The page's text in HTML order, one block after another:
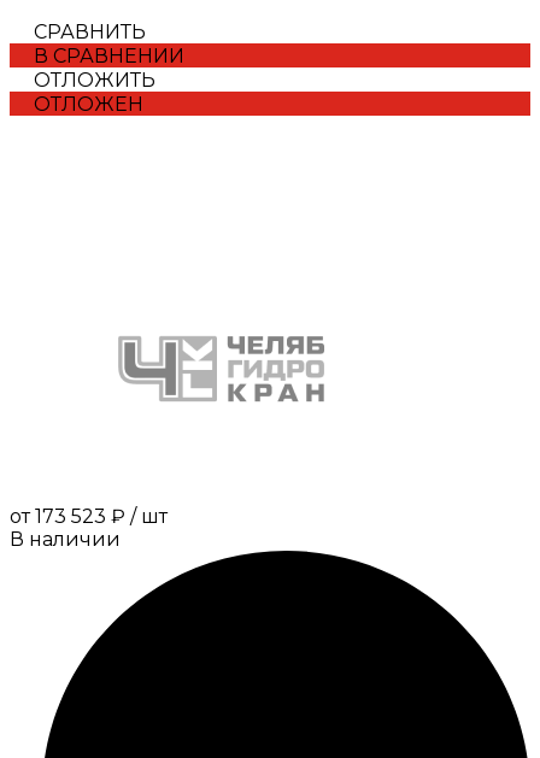
СРАВНИТЬ
В СРАВНЕНИИ
ОТЛОЖИТЬ
ОТЛОЖЕН
от 173 523 ₽ / шт
В наличии